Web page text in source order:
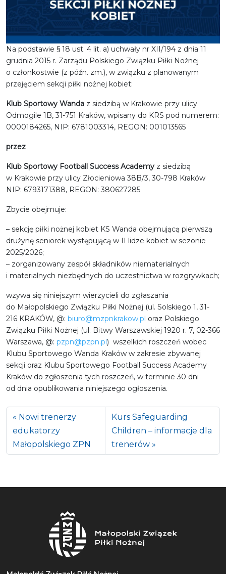
Na podstawie § 18 ust. 4 lit. a) uchwały nr XII/194 z dnia 11
grudnia 2015 r. Zarządu Polskiego Związku Piłki Nożnej
o członkostwie (z późn. zm.), w związku z planowanym
przejęciem sekcji piłki nożnej kobiet:
Klub Sportowy Wanda z siedzibą w Krakowie przy ulicy
Odmogile 1B, 31-751 Kraków, wpisany do KRS pod numerem:
0000184265, NIP: 6781003314, REGON: 001013565
przez
Klub Sportowy Football Success Academy z siedzibą
w Krakowie przy ulicy Złocieniowa 38B/3, 30-798 Kraków
NIP: 6793171388, REGON: 380627285
Zbycie obejmuje:
– sekcję piłki nożnej kobiet KS Wanda obejmującą pierwszą
drużynę seniorek występującą w II lidze kobiet w sezonie
2025/2026;
– zorganizowany zespół składników niematerialnych
i materialnych niezbędnych do uczestnictwa w rozgrywkach;
wzywa się niniejszym wierzycieli do zgłaszania
do Małopolskiego Związku Piłki Nożnej (ul. Solskiego 1, 31-
216 KRAKÓW, @: biuro@mzpnkrakow.pl oraz Polskiego
Związku Piłki Nożnej (ul. Bitwy Warszawskiej 1920 r. 7, 02-366
Warszawa, @: pzpn@pzpn.pl ) wszelkich roszczeń wobec
Klubu Sportowego Wanda Kraków w zakresie zbywanej
sekcji oraz Klubu Sportowego Football Success Academy
Kraków do zgłoszenia tych roszczeń, w terminie 30 dni
od dnia opublikowania niniejszego ogłoszenia.
Nowi trenerzy
edukatorzy
Małopolskiego ZPN
Kurs Safeguarding
Children – informacje dla
trenerów